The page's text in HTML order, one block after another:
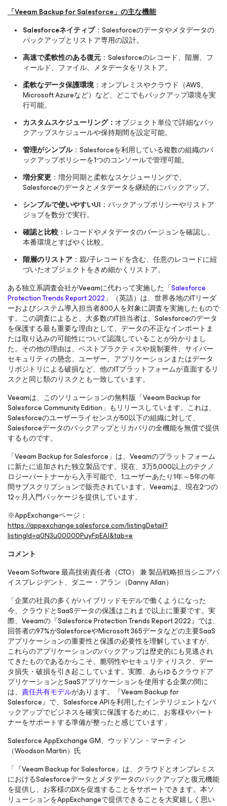
「Veeam Backupfor Salesforce」の主な機能
Salesforceネイティブ：Salesforceのデータやメタデータの
バックアップとリストア専用の設計。
高速で柔軟性のある復元 ：Salesforceのレコード、階層、フ
ィールド、ファイル、メタデータをリストア。
柔軟なデータ保護環境：オンプレミスやクラウド（AWS、
Microsoft Azureなど）など、どこでもバックアップ環境を実
行可能。
カスタムスケジューリング： オブジェクト単位で詳細なバッ
クアップスケジュールや保持期間を設定可能。
管理がシンプル：Salesforceを利用している複数の組織のバ
ックアップポリシーを1つのコンソールで管理可能。
増分変更 ：増分同期と柔軟なスケジューリングで、
Salesforceのデータとメタデータを継続的にバックアップ。
シンプルで使いやすいUI ：バックアップポリシーやリストア
ジョブを数分で実行。
確認と比較 ：レコードやメタデータのバージョンを確認し、
本番環境とすばやく比較。
階層のリストア ：親/子レコードを含む、任意のレコードに紐
づいたオブジェクトをきめ細かくリストア。
ある独立系調査会社がVeeamに代わって実施した「Salesforce
Protection Trends Report 2022」（英語）は、世界各地のITリーダ
ーおよびシステム導入担当者800人を対象に調査を実施したもので
す。この調査によると、大多数のIT担当者は、Salesforceのデータ
を保護する最も重要な理由として、データの不正なインポートま
たは取り込みの可能性について認識していることが分かりまし
た。その他の理由は、ベストプラクティスや規制要件、サイバー
セキュリティの懸念、ユーザー、アプリケーションまたはデータ
リポジトリによる破損など、他のITプラットフォームが直面するリ
スクと同じ類のリスクとも一致しています。
Veeamは、このソリューションの無料版「Veeam Backupfor
SalesforceCommunity Edition」もリリースしています。これは、
Salesforceのユーザーライセンスが50以下の組織に対して、
Salesforceデータのバックアップとリカバリの全機能を無償で提供
するものです。
「Veeam Backupfor Salesforce」は、Veeamのプラットフォーム
に新たに追加された独立製品です。現在、3万5,000以上のテクノ
ロジーパートナーから入手可能で、1ユーザーあたり1年～5年の年
間サブスクリプションで販売されています。Veeamは、現在2つの
12ヶ月入門パッケージを提供しています。
※AppExchangeページ：
https://appexchange.salesforce.com/listingDetail?
listingId=a0N3u00000PuyFpEAJ&tab=e
コメント
Veeam Software 最高技術責任者（CTO） 兼 製品戦略担当シニアバ
イスプレジデント、ダニー・アラン（Danny Allan）
「企業の社員の多くがハイブリッドモデルで働くようになった
今、クラウドとSaaSデータの保護はこれまで以上に重要です。実
際、Veeamの『Salesforce Protection Trends Report 2022』では、
回答者の97%がSalesforceやMicrosoft 365データなどの主要SaaS
アプリケーションの重要性と保護の必要性を理解していますが、
これらのアプリケーションのバックアップは歴史的にも見逃され
てきたものであるからこそ、脆弱性やセキュリティリスク、デー
タ損失・破損を引き起こしています。実際、あらゆるクラウドア
プリケーションとSaaSアプリケーションを使用する企業の間に
は、 責任共有モデルがあります。『Veeam Backupfor
Salesforce』で、Salesforce APIを利用したインテリジェントなバ
ックアップでビジネスを確実に保護するために、お客様やパート
ナーをサポートする準備が整ったと感じています」
Salesforce AppExchange GM、ウッドソン・マーティン
（Woodson Martin）氏
「『Veeam Backupfor Salesforce』は、クラウドとオンプレミス
におけるSalesforceデータとメタデータのバックアップと復元機能
を提供し、お客様のDXを促進することをサポートできます。本ソ
リューションをAppExchangeで提供できることを大変嬉しく思い